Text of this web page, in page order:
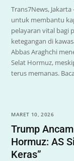
Trans7News,
untuk membantu
pelayaran vital bagi
ketegangan di
Abbas Araghchi
Selat Hormuz,
terus memanas.
MARET 10, 2026
Trump
Hormuz: AS
Keras”